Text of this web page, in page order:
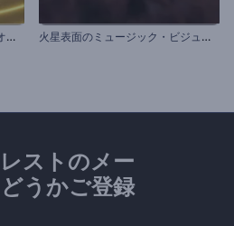
「
リップル・ビート」オーディオビジュアライザー 火
星表面のミュージック・ビジュアライザー
ストのメー
うかご登録